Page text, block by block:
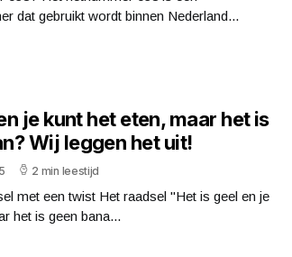
dat gebruikt wordt binnen Nederland...
je kunt het eten, maar het is
Wij leggen het uit!
2 min leestijd
met een twist Het raadsel "Het is geel en je
het is geen bana...